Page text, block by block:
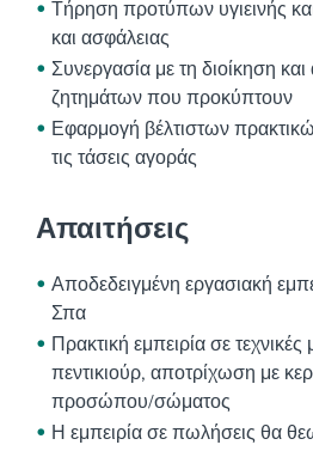
Τήρηση προτύπων υγιεινής
και ασφάλειας
Συνεργασία με τη διοίκηση
ζητημάτων που προκύπτουν
Εφαρμογή βέλτιστων
τις τάσεις αγοράς
Απαιτήσεις
Αποδεδειγμένη εργασιακή
Σπα
Πρακτική εμπειρία σε
πεντικιούρ, αποτρίχωση με
προσώπου/σώματος
Η εμπειρία σε πωλήσεις θα